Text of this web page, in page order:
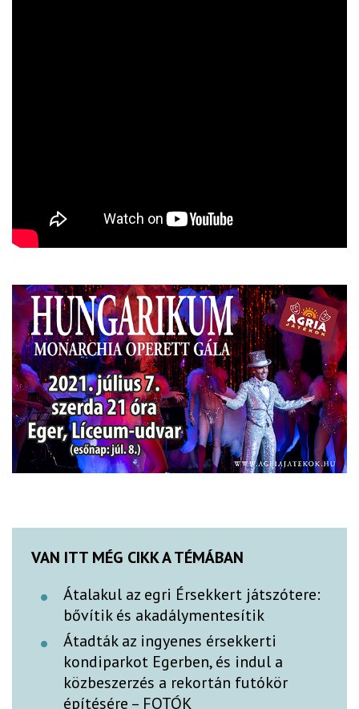
VAN ITT MÉG CIKK A TÉMÁBAN
Átalakul az egri Érsekkert játszótere:
bővítik és akadálymentesítik
Átadták az ingyenes érsekkerti
kondiparkot Egerben, és indul a
közbeszerzés a rekortán futókör
építésére – FOTÓK